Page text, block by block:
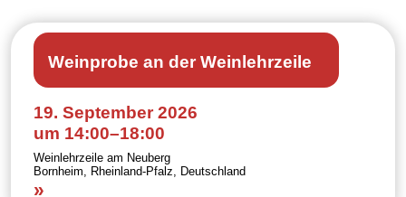
Weinprobe an der Weinlehrzeile
19. September 2026
um 14:00–18:00
Weinlehrzeile am Neuberg
Bornheim, Rheinland-Pfalz, Deutschland